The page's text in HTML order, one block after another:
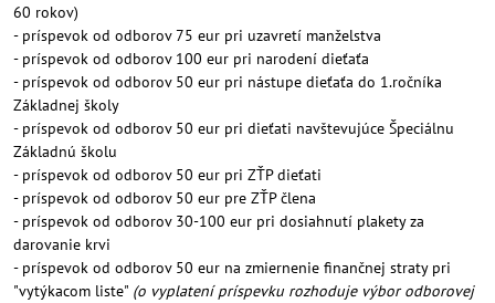
60 rokov)
- príspevok od odborov 75 eur pri uzavretí manželstva
- príspevok od odborov 100 eur pri narodení dieťaťa
- príspevok od odborov 50 eur pri nástupe dieťaťa do 1.ročníka
Základnej školy
- príspevok od odborov 50 eur pri dieťati navštevujúce Špeciálnu
Základnú školu
- príspevok od odborov 50 eur pri ZŤP dieťati
- príspevok od odborov 50 eur pre ZŤP člena
- príspevok od odborov 30-100 eur pri dosiahnutí plakety za
darovanie krvi
- príspevok od odborov 50 eur na zmiernenie finančnej straty pri
"vytýkacom liste" (o vyplatení príspevku rozhoduje výbor odborovej